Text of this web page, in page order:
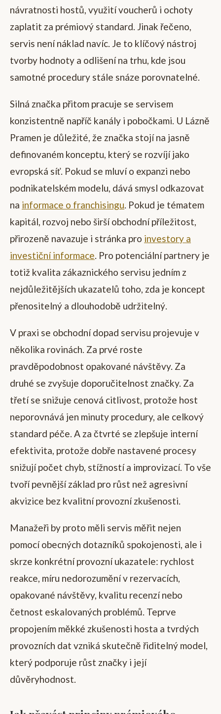
návratnosti hostů, využití voucherů i ochoty
zaplatit za prémiový standard. Jinak řečeno,
servis není náklad navíc. Je to klíčový nástroj
tvorby hodnoty a odlišení na trhu, kde jsou
samotné procedury stále snáze porovnatelné.
Silná značka přitom pracuje se servisem
konzistentně napříč kanály i pobočkami. U Lázně
Pramen je důležité, že značka stojí na jasně
definovaném konceptu, který se rozvíjí jako
evropská síť. Pokud se mluví o expanzi nebo
podnikatelském modelu, dává smysl odkazovat
na informace o franchisingu. Pokud je tématem
kapitál, rozvoj nebo širší obchodní příležitost,
přirozeně navazuje i stránka pro investory a
investiční informace. Pro potenciální partnery je
totiž kvalita zákaznického servisu jedním z
nejdůležitějších ukazatelů toho, zda je koncept
přenositelný a dlouhodobě udržitelný.
V praxi se obchodní dopad servisu projevuje v
několika rovinách. Za prvé roste
pravděpodobnost opakované návštěvy. Za
druhé se zvyšuje doporučitelnost značky. Za
třetí se snižuje cenová citlivost, protože host
neporovnává jen minuty procedury, ale celkový
standard péče. A za čtvrté se zlepšuje interní
efektivita, protože dobře nastavené procesy
snižují počet chyb, stížností a improvizací. To vše
tvoří pevnější základ pro růst než agresivní
akvizice bez kvalitní provozní zkušenosti.
Manažeři by proto měli servis měřit nejen
pomocí obecných dotazníků spokojenosti, ale i
skrze konkrétní provozní ukazatele: rychlost
reakce, míru nedorozumění v rezervacích,
opakované návštěvy, kvalitu recenzí nebo
četnost eskalovaných problémů. Teprve
propojením měkké zkušenosti hosta a tvrdých
provozních dat vzniká skutečně řiditelný model,
který podporuje růst značky i její
důvěryhodnost.